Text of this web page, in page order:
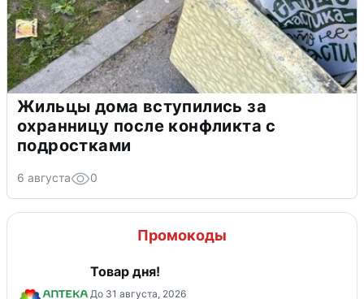
Жильцы дома вступились за
охранницу после конфликта с
подростками
6 августа 0
Промокоды
Товар дня!
До 31 августа, 2026